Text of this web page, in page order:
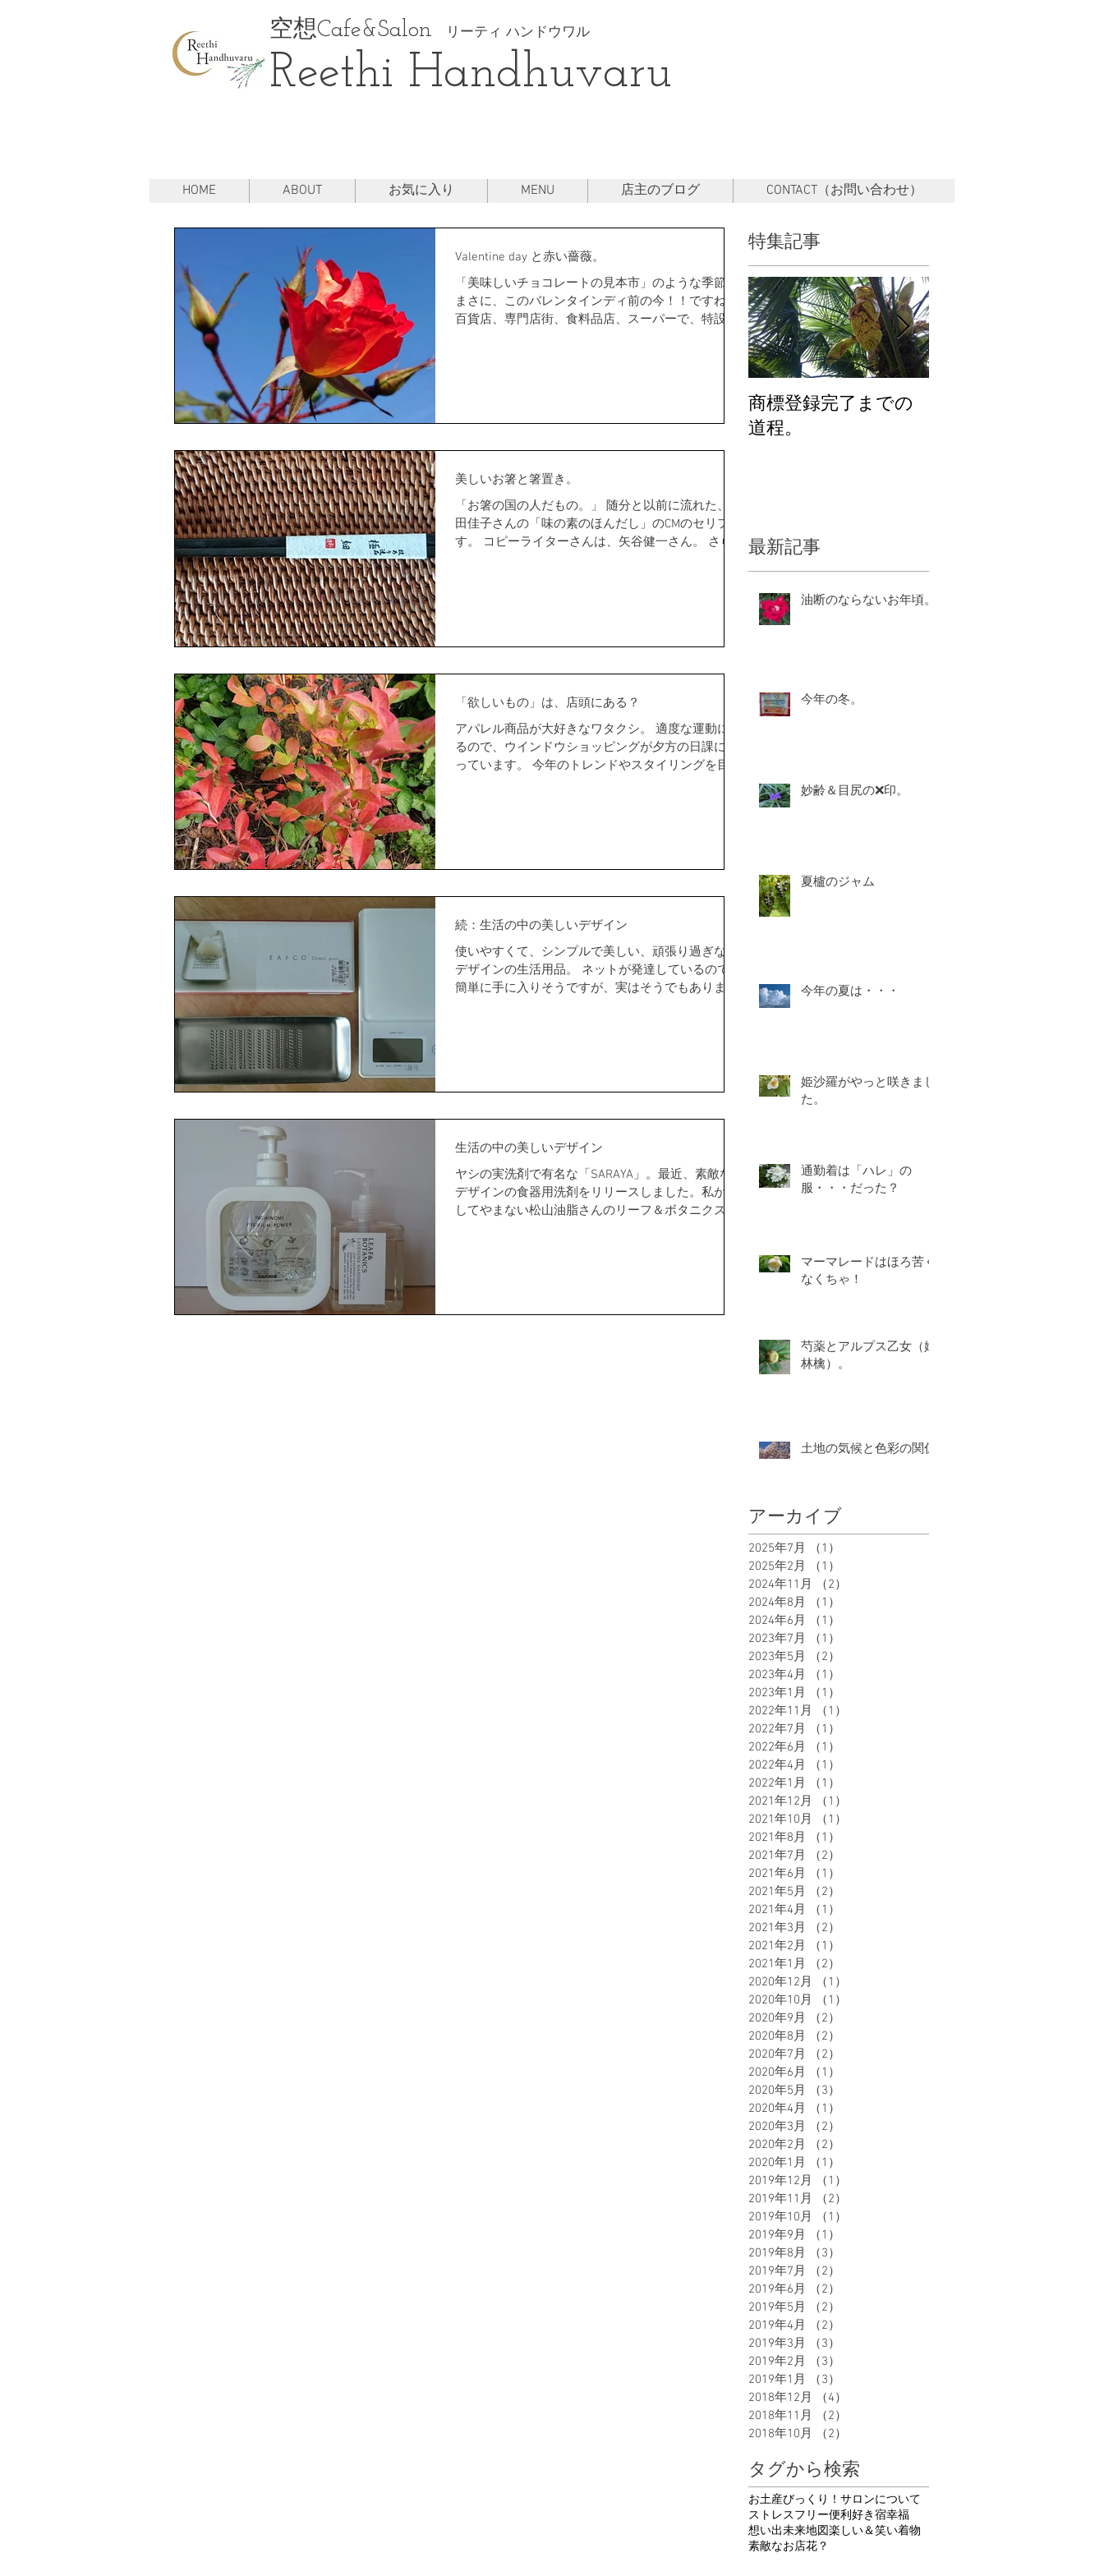
空想Cafe&Salon リーティ ハンドウワル
Reethi Handhuvaru
HOME ABOUT お気に入り MENU 店主のブログ CONTACT（お問い合わせ）
Valentine day と赤い薔薇。
「美味しいチョコレートの見本市」のような季節。
まさに、このバレンタインディ前の今！！ですね。
百貨店、専門店街、食料品店、スーパーで、特設会
美しいお箸と箸置き。
「お箸の国の人だもの。」 随分と以前に流れた、三
田佳子さんの「味の素のほんだし」のCMのセリフで
す。 コピーライターさんは、矢谷健一さん。 さら
「欲しいもの」は、店頭にある？
アパレル商品が大好きなワタクシ。 適度な運動にな
るので、ウインドウショッピングが夕方の日課にな
っています。 今年のトレンドやスタイリングを目に
続：生活の中の美しいデザイン
使いやすくて、シンプルで美しい、頑張り過ぎない
デザインの生活用品。 ネットが発達しているので、
簡単に手に入りそうですが、実はそうでもありませ
生活の中の美しいデザイン
ヤシの実洗剤で有名な「SARAYA」。最近、素敵な
デザインの食器用洗剤をリリースしました。私が愛
してやまない松山油脂さんのリーフ＆ボタニクスの
特集記事
商標登録完了までの
道程。
最新記事
油断のならないお年頃。
今年の冬。
妙齢＆目尻の❌印。
夏櫨のジャム
今年の夏は・・・
姫沙羅がやっと咲きまし
た。
通勤着は「ハレ」の
服・・・だった？
マーマレードはほろ苦く
なくちゃ！
芍薬とアルプス乙女（姫
林檎）。
土地の気候と色彩の関係
アーカイブ
2025年7月 （1）
2025年2月
（1）
2024年11月
（2）
2024年8月
（1）
2024年6月
（1）
2023年7月
（1）
2023年5月
（2）
2023年4月
（1）
2023年1月
（1）
2022年11月
（1）
2022年7月
（1）
2022年6月
（1）
2022年4月
（1）
2022年1月
（1）
2021年12月
（1）
2021年10月
（1）
2021年8月
（1）
2021年7月
（2）
2021年6月
（1）
2021年5月
（2）
2021年4月
（1）
2021年3月
（2）
2021年2月
（1）
2021年1月
（2）
2020年12月
（1）
2020年10月
（1）
2020年9月
（2）
2020年8月
（2）
2020年7月
（2）
2020年6月
（1）
2020年5月
（3）
2020年4月
（1）
2020年3月
（2）
2020年2月
（2）
2020年1月
（1）
2019年12月
（1）
2019年11月
（2）
2019年10月
（1）
2019年9月
（1）
2019年8月
（3）
2019年7月
（2）
2019年6月
（2）
2019年5月
（2）
2019年4月
（2）
2019年3月
（3）
2019年2月
（3）
2019年1月
（3）
2018年12月
（4）
2018年11月
（2）
2018年10月
（2）
タグから検索
お土産びっくり！ サロンについて
ストレスフリー便利好き宿幸福
想い出未来地図楽しい＆笑い着物
素敵なお店花 ？